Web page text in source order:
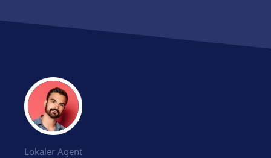
Lokaler Agent